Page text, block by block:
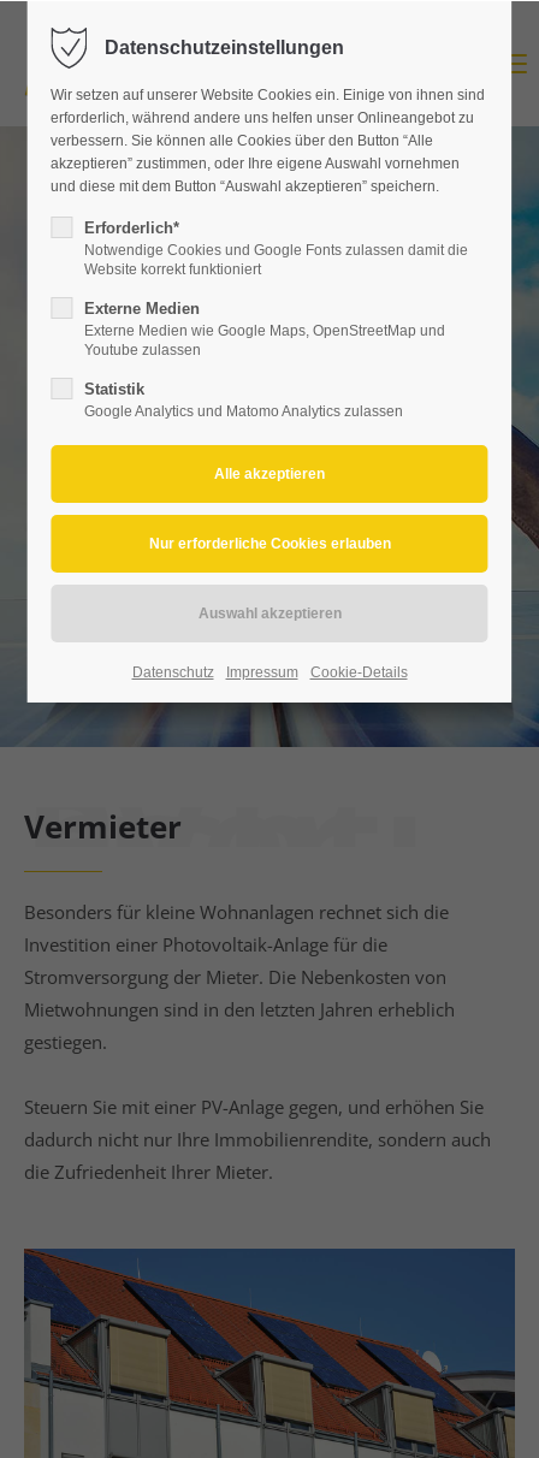
PhotovoltaikLichtinger
Zapfen Sie die Sonne mit uns an
PV-Lichtinger
Vermieter
Besonders für kleine Wohnanlagen rechnet sich die
Investition einer Photovoltaik-Anlage für die
Stromversorgung der Mieter. Die Nebenkosten von
Mietwohnungen sind in den letzten Jahren erheblich
gestiegen.
Steuern Sie mit einer PV-Anlage gegen, und erhöhen Sie
dadurch nicht nur Ihre Immobilienrendite, sondern auch
die Zufriedenheit Ihrer Mieter.
Datenschutzeinstellungen
Wir setzen auf unserer Website Cookies ein. Einige von ihnen sind
erforderlich, während andere uns helfen unser Onlineangebot zu
verbessern. Sie können alle Cookies über den Button “Alle
akzeptieren” zustimmen, oder Ihre eigene Auswahl vornehmen
und diese mit dem Button “Auswahl akzeptieren” speichern.
Erforderlich*
Notwendige Cookies und Google Fonts zulassen damit die
Website korrekt funktioniert
Externe Medien
Externe Medien wie Google Maps, OpenStreetMap und
Youtube zulassen
Statistik
Google Analytics und Matomo Analytics zulassen
Datenschutz Impressum Cookie-Details